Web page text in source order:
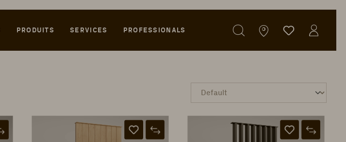
PRODUITS SERVICES PROFESSIONALS